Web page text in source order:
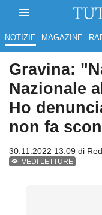
NOTIZIE MAGAZINE
Gravina:
Nazionale
Ho
non fa
30.11.2022 13:09 di
VEDI LETTURE